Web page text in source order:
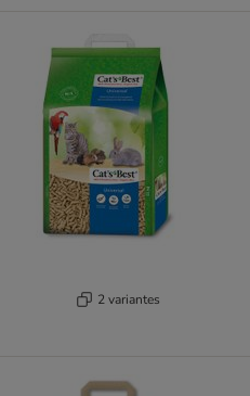
2 variantes